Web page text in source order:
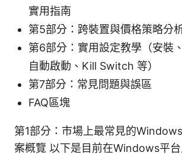
實用指南
第5部分：跨裝置與價格策略分
第6部分：實用設定教學（安裝
自動啟動、Kill Switch 等）
第7部分：常見問題與誤區
FAQ區塊
第1部分：市場上最常見的
案概覽 以下是目前在Windows平